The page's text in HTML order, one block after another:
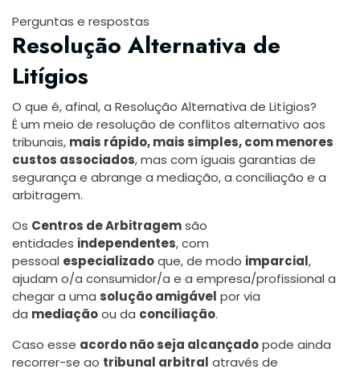
Perguntas e respostas
Resolução Alternativa de
Litígios
O que é, afinal, a Resolução Alternativa de Litígios?
É um meio de resolução de conflitos alternativo aos
tribunais, mais rápido, mais simples, com menores
custos associados, mas com iguais garantias de
segurança e abrange a mediação, a conciliação e a
arbitragem.
Os Centros de Arbitragemsão
entidades independentes, com
pessoal especializadoque, de modo imparcial,
ajudam o/a consumidor/a e a empresa/profissional a
chegar a uma solução amigável por via
da mediaçãoou da conciliação.
Caso esse acordo não seja alcançadopode ainda
recorrer-se ao tribunal arbitral através de